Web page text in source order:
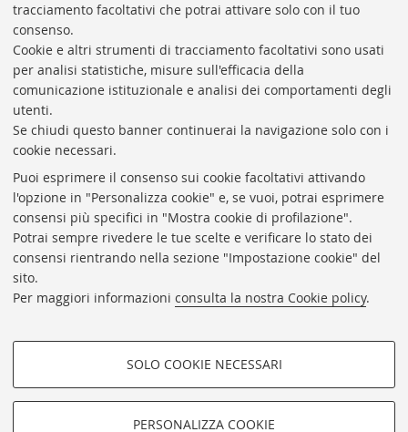
tracciamento facoltativi che potrai attivare solo con il tuo
consenso.
Cookie e altri strumenti di tracciamento facoltativi sono usati
per analisi statistiche, misure sull'efficacia della
comunicazione istituzionale e analisi dei comportamenti degli
utenti.
Se chiudi questo banner continuerai la navigazione solo con i
cookie necessari.
Puoi esprimere il consenso sui cookie facoltativi attivando
l'opzione in "Personalizza cookie" e, se vuoi, potrai esprimere
consensi più specifici in "Mostra cookie di profilazione".
Potrai sempre rivedere le tue scelte e verificare lo stato dei
consensi rientrando nella sezione "Impostazione cookie" del
sito.
Per maggiori informazioni consulta la nostra Cookie policy.
COOKIE DI PROFILAZIONE -
FACOLTATIVI
SOLO COOKIE NECESSARI
PERSONALIZZA COOKIE
Rubrica di Ateneo
Rss
Statistiche
Biblioteche di Ateneo
Sale studio
Carta dei servizi
Proxy
Help Desk
Informazioni sul sito e accessibilità
Impostazioni Cookie